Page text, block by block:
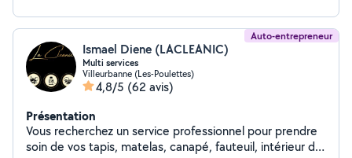
Auto-entrepreneur
Ismael Diene (LACLEANIC)
Multi services
Villeurbanne (Les-Poulettes)
4,8/5 (62 avis)
Présentation
Vous recherchez un service professionnel pour prendre
soin de vos tapis, matelas, canapé, fauteuil, intérieur de